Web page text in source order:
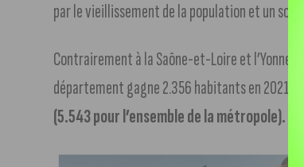
par le vieillissement de la population et un
Contrairement à la Saône-et-Loire et l’Yonne,
département gagne 2.356 habitants en 2021.
(5.543 pour l’ensemble de la métropole).